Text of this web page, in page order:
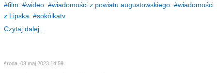
film
wideo wiadomości z powiatu augustowskiego
wiadomości
z Lipska
sokólkatv
Czytaj dalej...
środa, 03 maj 2023 14:59